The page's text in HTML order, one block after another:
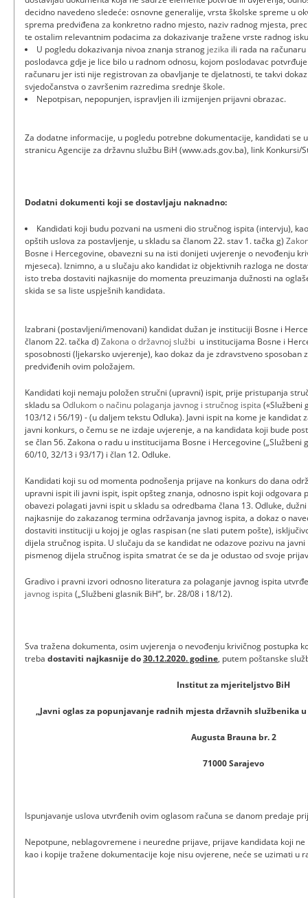
decidno navedeno sledeće: osnovne generalije, vrsta školske spreme u
sprema predviđena za konkretno radno mjesto, naziv radnog mjesta,
te ostalim relevantnim podacima za dokazivanje tražene vrste radnog
U pogledu dokazivanja nivoa znanja stranog jezika ili rada na
poslodavca gdje je lice bilo u radnom odnosu, kojom poslodavac
računaru jer isti nije registrovan za obavljanje te djelatnosti, te takvi
svjedočanstva o završenim razredima srednje škole.
Nepotpisan, nepopunjen, ispravljen ili izmijenjen prijavni obrazac.
Za dodatne informacije, u pogledu potrebne dokumentacije, kandidati se
stranicu Agencije za državnu službu BiH (www.ads.gov.ba), link Konkursi/
Dodatni dokumenti koji se dostavljaju naknadno:
Kandidati koji budu pozvani na usmeni dio stručnog ispita (intervju),
opštih uslova za postavljenje, u skladu sa članom 22. stav 1. tačka g)
Bosne i Hercegovine, obavezni su na isti donijeti uvjerenje o nevođenju
mjeseca). Iznimno, a u slučaju ako kandidat iz objektivnih razloga ne
isto treba dostaviti najkasnije do momenta preuzimanja dužnosti na
skida se sa liste uspješnih kandidata.
Izabrani (postavljeni/imenovani) kandidat dužan je instituciji Bosne i
članom 22. tačka d) Zakona o državnoj službi u institucijama Bosne i
sposobnosti (ljekarsko uvjerenje), kao dokaz da je zdravstveno sposoban
predviđenih ovim položajem.
Kandidati koji nemaju položen stručni (upravni) ispit, prije pristupanja
skladu sa Odlukom o načinu polaganja javnog i stručnog ispita («Službeni
103/12 i 56/19) - (u daljem tekstu Odluka). Javni ispit na kome je kandidat
javni konkurs, o čemu se ne izdaje uvjerenje, a na kandidata koji bude
se član 56. Zakona o radu u institucijama Bosne i Hercegovine („Službeni
60/10, 32/13 i 93/17) i član 12. Odluke.
Kandidati koji su od momenta podnošenja prijave na konkurs do dana
upravni ispit ili javni ispit, ispit opšteg znanja, odnosno ispit koji odgovara
obavezi polagati javni ispit u skladu sa odredbama člana 13. Odluke,
najkasnije do zakazanog termina održavanja javnog ispita, a dokaz o
dostaviti instituciji u kojoj je oglas raspisan (ne slati putem pošte),
dijela stručnog ispita. U slučaju da se kandidat ne odazove pozivu na
pismenog dijela stručnog ispita smatrat će se da je odustao od svoje
Gradivo i pravni izvori odnosno literatura za polaganje javnog ispita
javnog ispita („Službeni glasnik BiH“, br. 28/08 i 18/12).
Sva tražena dokumenta, osim uvjerenja o nevođenju krivičnog postupka
treba dostaviti najkasnije do30.12.2020. godine, putem poštanske
Institut za mjeriteljstvo BiH
„Javni oglas za popunjavanje radnih mjesta državnih službenika
Augusta Brauna br. 2
71000 Sarajevo
Ispunjavanje uslova utvrđenih ovim oglasom računa se danom predaje
Nepotpune, neblagovremene i neuredne prijave, prijave kandidata koji
kao i kopije tražene dokumentacije koje nisu ovjerene,